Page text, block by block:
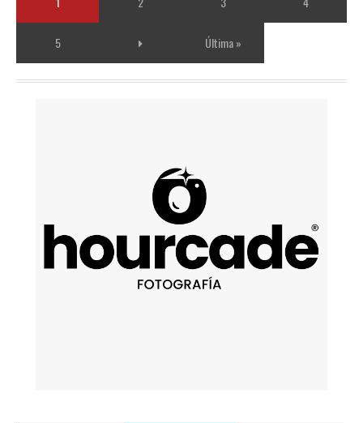
5 Última »